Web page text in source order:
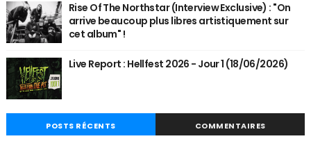
Rise Of The Northstar (Interview Exclusive) : "On
arrive beaucoup plus libres artistiquement sur
cet album" !
Live Report : Hellfest 2026 - Jour 1 (18/06/2026)
POSTS RÉCENTS COMMENTAIRES